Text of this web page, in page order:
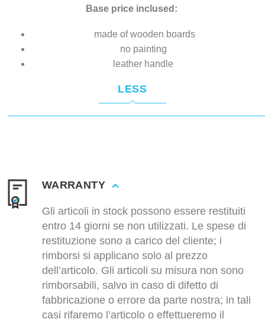
Base price inclused:
made of wooden boards
no painting
leather handle
LESS
WARRANTY
Gli articoli in stock possono essere restituiti
entro 14 giorni se non utilizzati. Le spese di
restituzione sono a carico del cliente; i
rimborsi si applicano solo al prezzo
dell’articolo. Gli articoli su misura non sono
rimborsabili, salvo in caso di difetto di
fabbricazione o errore da parte nostra; in tali
casi rifaremo l’articolo o effettueremo il